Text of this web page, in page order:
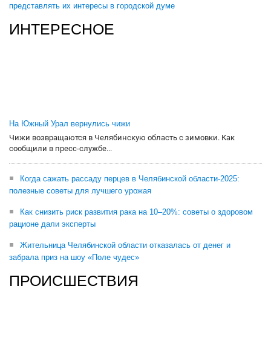
представлять их интересы в городской думе
ИНТЕРЕСНОЕ
На Южный Урал вернулись чижи
Чижи возвращаются в Челябинскую область с зимовки. Как
сообщили в пресс-службе...
Когда сажать рассаду перцев в Челябинской области-2025:
полезные советы для лучшего урожая
Как снизить риск развития рака на 10–20%: советы о здоровом
рационе дали эксперты
Жительница Челябинской области отказалась от денег и
забрала приз на шоу «Поле чудес»
ПРОИСШЕСТВИЯ